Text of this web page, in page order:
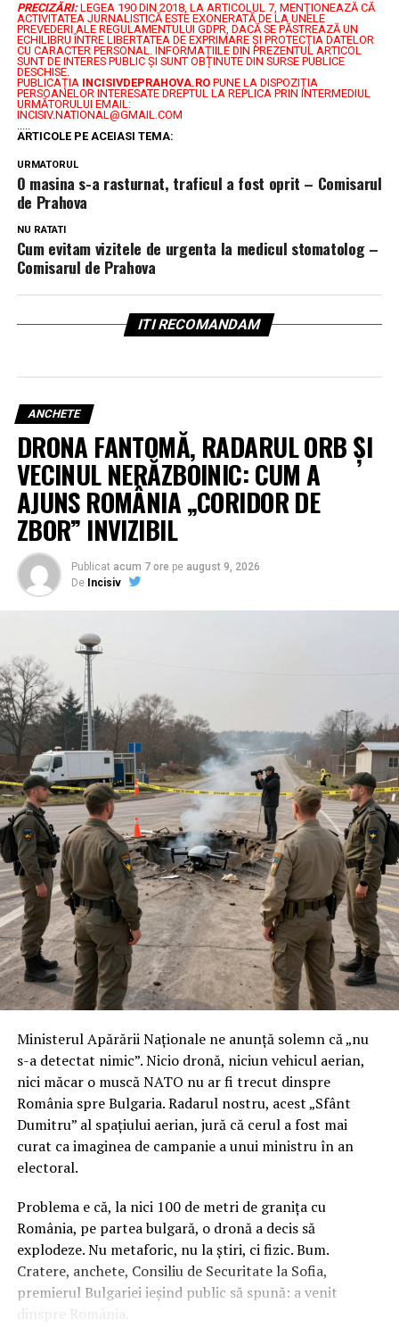
PRECIZĂRI: LEGEA 190 DIN 2018, LA ARTICOLUL 7, MENŢIONEAZĂ CĂ
ACTIVITATEA JURNALISTICĂ ESTE EXONERATĂ DE LA UNELE
PREVEDERI ALE REGULAMENTULUI GDPR, DACĂ SE PĂSTREAZĂ UN
ECHILIBRU ÎNTRE LIBERTATEA DE EXPRIMARE ŞI PROTECŢIA DATELOR
CU CARACTER PERSONAL. INFORMAȚIILE DIN PREZENTUL ARTICOL
SUNT DE INTERES PUBLIC ȘI SUNT OBȚINUTE DIN SURSE PUBLICE
DESCHISE.
PUBLICAȚIA INCISIVDEPRAHOVA.ROPUNE LA DISPOZIȚIA
PERSOANELOR INTERESATE DREPTUL LA REPLICA PRIN INTERMEDIUL
URMĂTORULUI EMAIL:
INCISIV.NATIONAL@GMAIL.COM
.....
ARTICOLE PE ACEIASI TEMA:
URMATORUL
O masina s-a rasturnat, traficul a fost oprit – Comisarul
de Prahova
NU RATATI
Cum evitam vizitele de urgenta la medicul stomatolog –
Comisarul de Prahova
ITI RECOMANDAM
ANCHETE
DRONA FANTOMĂ, RADARUL ORB ȘI
VECINUL NERĂZBOINIC: CUM A
AJUNS ROMÂNIA „CORIDOR DE
ZBOR” INVIZIBIL
Publicat acum 7 ore pe august 9, 2026
De Incisiv
Ministerul Apărării Naționale ne anunță solemn că „nu
s-a detectat nimic”. Nicio dronă, niciun vehicul aerian,
nici măcar o muscă NATO nu ar fi trecut dinspre
România spre Bulgaria. Radarul nostru, acest „Sfânt
Dumitru” al spațiului aerian, jură că cerul a fost mai
curat ca imaginea de campanie a unui ministru în an
electoral.
Problema e că, la nici 100 de metri de granița cu
România, pe partea bulgară, o dronă a decis să
explodeze. Nu metaforic, nu la știri, ci fizic. Bum.
Cratere, anchete, Consiliu de Securitate la Sofia,
premierul Bulgariei ieșind public să spună: a venit
dinspre România.